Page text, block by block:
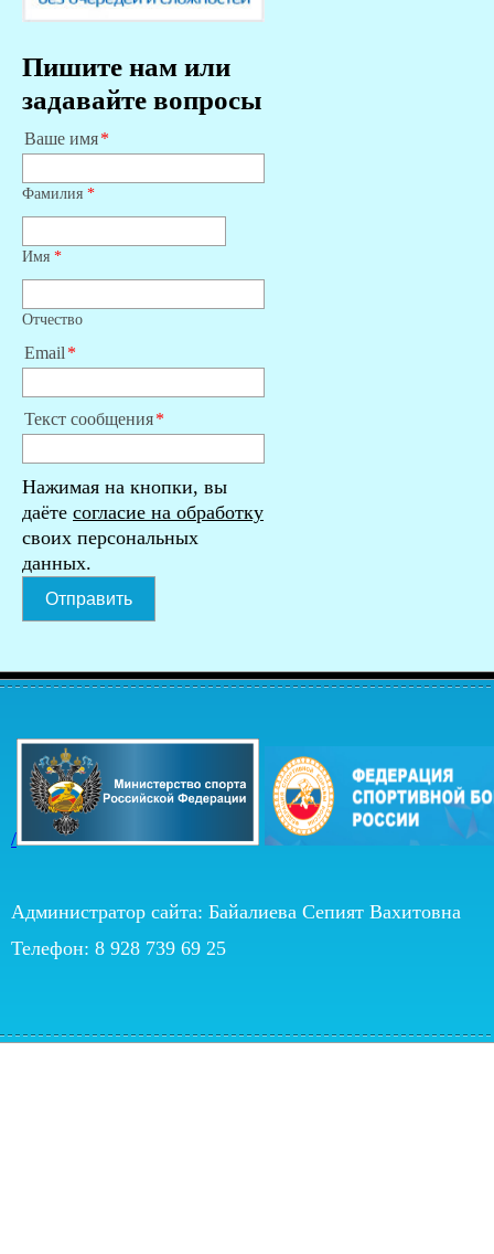
Пишите нам или
задавайте вопросы
Ваше имя
Фамилия *
Имя *
Отчество
Email
Текст сообщения
Нажимая на кнопки, вы
даёте согласие на обработку
своих персональных
данных.
Отправить
/
Администратор сайта: Байалиева Сепият Вахитовна
Телефон: 8 928 739 69 25